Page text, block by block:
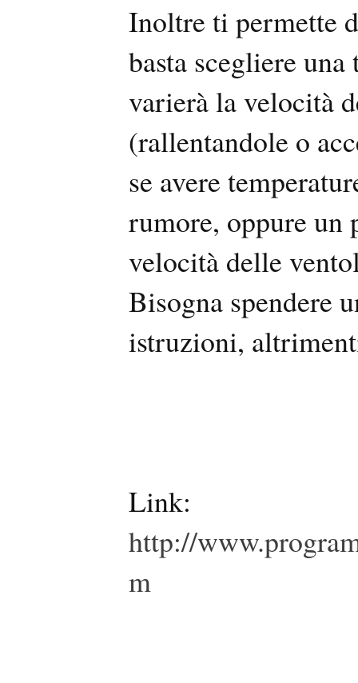
Inoltre ti permette
basta scegliere una
varierà la velocità
(rallentandole o
se avere
rumore, oppure un
velocità delle
Bisogna spendere
istruzioni,
Link:
http://
m